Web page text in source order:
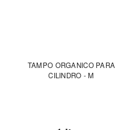
TAMPO ORGANICO PARA
CILINDRO - M